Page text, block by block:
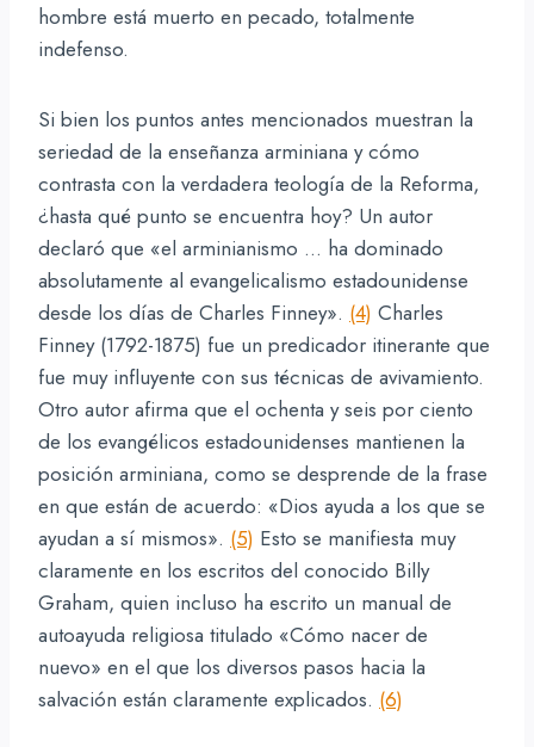
hombre está muerto en pecado, totalmente
indefenso.
Si bien los puntos antes mencionados muestran la
seriedad de la enseñanza arminiana y cómo
contrasta con la verdadera teología de la Reforma,
¿hasta qué punto se encuentra hoy? Un autor
declaró que «el arminianismo … ha dominado
absolutamente al evangelicalismo estadounidense
desde los días de Charles Finney». (4) Charles
Finney (1792-1875) fue un predicador itinerante que
fue muy influyente con sus técnicas de avivamiento.
Otro autor afirma que el ochenta y seis por ciento
de los evangélicos estadounidenses mantienen la
posición arminiana, como se desprende de la frase
en que están de acuerdo: «Dios ayuda a los que se
ayudan a sí mismos». (5) Esto se manifiesta muy
claramente en los escritos del conocido Billy
Graham, quien incluso ha escrito un manual de
autoayuda religiosa titulado «Cómo nacer de
nuevo» en el que los diversos pasos hacia la
salvación están claramente explicados. (6)